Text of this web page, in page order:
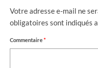
Votre adresse e-mail ne
obligatoires sont indiqués
Commentaire*